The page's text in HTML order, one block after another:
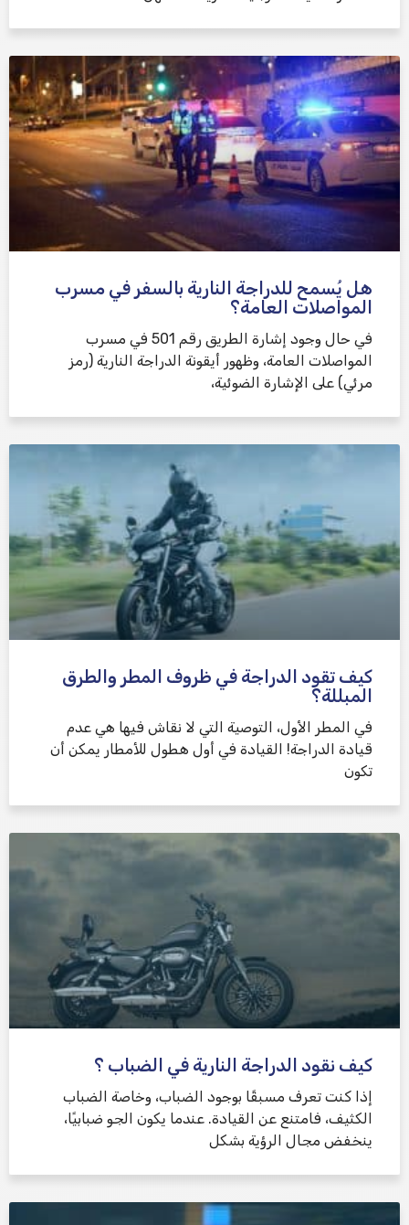
هل يُسمح للدراجة النارية بالسفر في مسرب
المواصلات العامة؟
في حال وجود إشارة الطريق رقم 501 في مسرب
المواصلات العامة، وظهور أيقونة الدراجة النارية (رمز
مرئي) على الإشارة الضوئية،
كيف تقود الدراجة في ظروف المطر والطرق
المبللة؟
في المطر الأول، التوصية التي لا نقاش فيها هي عدم
قيادة الدراجة! القيادة في أول هطول للأمطار يمكن أن
تكون
كيف نقود الدراجة النارية في الضباب ؟
إذا كنت تعرف مسبقًا بوجود الضباب، وخاصة الضباب
الكثيف، فامتنع عن القيادة. عندما يكون الجو ضبابيًا،
ينخفض ​​مجال الرؤية بشكل